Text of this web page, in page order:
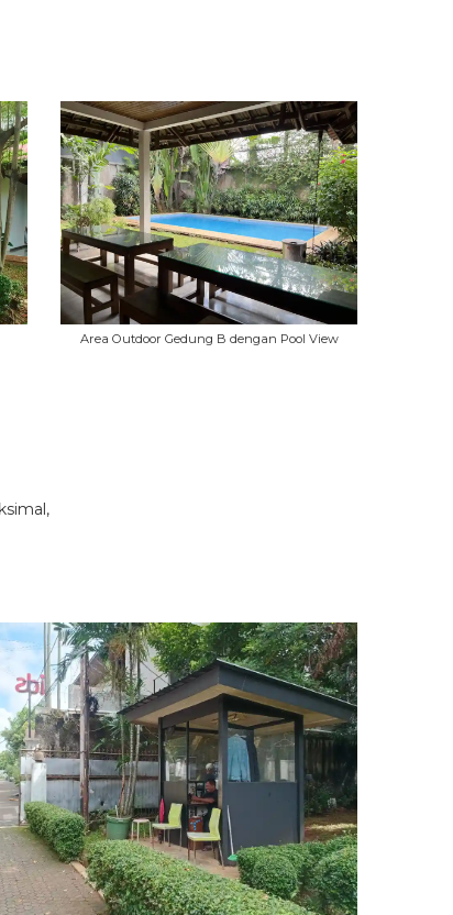
Area Outdoor Gedung B dengan Pool View